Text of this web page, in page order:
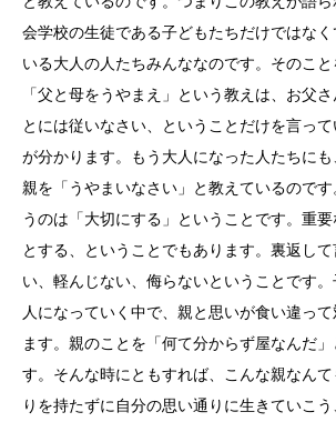
会学校の生徒である子どもたちだけではな
いる大人の人たちみんななのです。そのこと
「父と母をうやまえ」という教えは、お父
とには従いなさい、ということだけを言っ
が分かります。もう大人になった人たちに
親を「うやまいなさい」と教えているので
うのは「大切にする」ということです。重
とする、ということでもあります。裏返し
い、軽んじない、侮らないということです
人になっていく中で、親と思いが食い違っ
ます。親のことを「何て分からず屋なんだ
す。そんな時にともすれば、こんな親なん
りを持たずに自分の思い通りに生きていこ